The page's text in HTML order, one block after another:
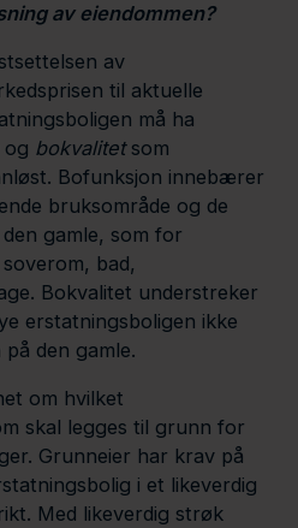
av eiendommen?
av
til aktuelle
må ha
og bokvalitetsom
Bofunksjon innebærer
bruksområde og de
gamle, som for
bad,
Bokvalitet understreker
erstatningsboligen ikke
den gamle.
om hvilket
skal legges til grunn for
Grunneier har krav på
i et likeverdig
Med likeverdig strøk